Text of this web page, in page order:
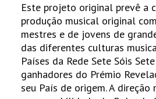
Este projeto original prevê a
produção musical original
mestres e de jovens de
das diferentes culturas
Países da Rede Sete Sóis
ganhadores do Prémio
seu País de origem. A direção